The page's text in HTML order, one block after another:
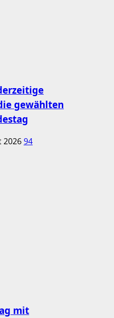
gewählten
202694
mit